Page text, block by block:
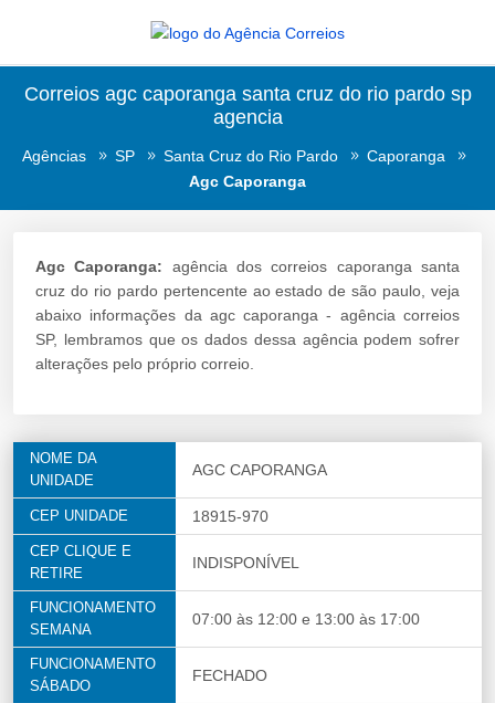
Correios agc caporanga santa cruz do rio pardo sp
agencia
Agências SP Santa Cruz do Rio Pardo
Caporanga
Agc Caporanga
Agc Caporanga: agência dos correios caporanga santa
cruz do rio pardo pertencente ao estado de são paulo, veja
abaixo informações da agc caporanga - agência correios
SP, lembramos que os dados dessa agência podem sofrer
alterações pelo próprio correio.
NOME DA
UNIDADE
AGC CAPORANGA
CEP UNIDADE 18915-970
CEP CLIQUE E
RETIRE
INDISPONÍVEL
FUNCIONAMENTO
SEMANA
07:00 às 12:00 e 13:00 às 17:00
FUNCIONAMENTO
SÁBADO
FECHADO